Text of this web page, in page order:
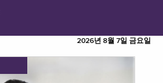
2026년 8월 7일 금요일